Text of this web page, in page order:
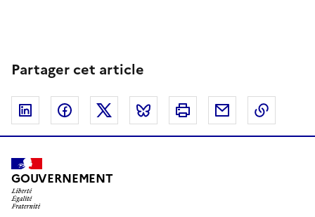
Partager cet article
Linkedin FacebookTwitter Bluesky Imprimer Courriel
GOUVERNEMENT